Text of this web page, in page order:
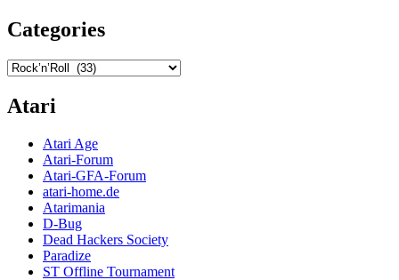
Categories
Categories
Atari
Atari Age
Atari-Forum
Atari-GFA-Forum
atari-home.de
Atarimania
D-Bug
Dead Hackers Society
Paradize
ST Offline Tournament